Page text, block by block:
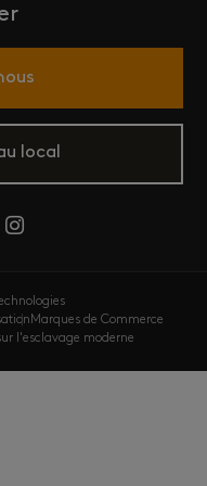
local
Marques de Commerce
l'esclavage moderne